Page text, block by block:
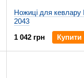
Ножиці для кевлару
2043
1 042 грн
Купити